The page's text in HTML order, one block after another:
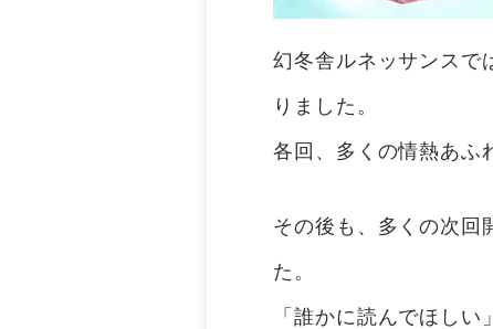
幻冬舎ルネッサンスで
りました。
各回、多くの情熱あふ
その後も、多くの次回
た。
「誰かに読んでほし